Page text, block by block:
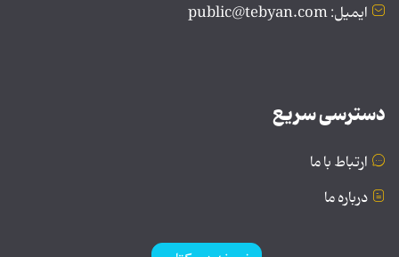
ایمیل: public@tebyan.com
دسترسی سریع
ارتباط با ما
درباره ما